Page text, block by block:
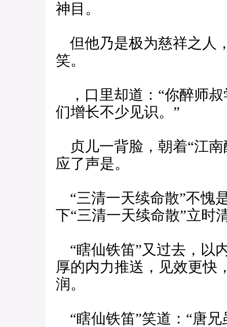
神目。
但他乃是极为慈祥之人
笑。
，口里却道：“你醉师
们增长不少见识。”
贞儿一背脸，朝着“江南
应了声是。
“三清一天续命散”不愧
下“三清一天续命散”立时
“瞎仙铁笛”又过去，以
厚的内力推送，见效更快
润。
“瞎仙铁笛”笑道：“唐